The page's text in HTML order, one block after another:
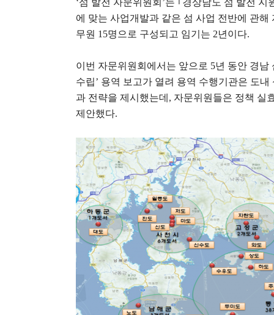
‘섬 발전 자문위원회 ’는 ｢ 경상남도 섬 발전 지
에 맞는 사업개발과 같은 섬 사업 전반에 관해
무원 15명으로 구성되고 임기는 2년이다.
이번 자문위원회에서는 앞으로 5년 동안 경남
수립’ 용역 보고가 열려 용역 수행기관은 도
과 전략을 제시했는데 , 자문위원들은 정책 실
제안했다.